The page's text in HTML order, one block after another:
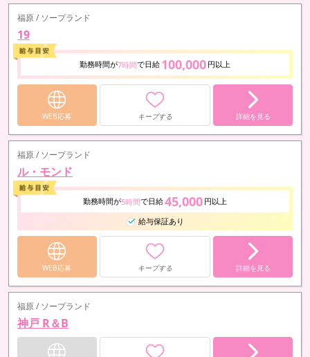
福原 / ソープランド
19
勤務時間が7時間で日給 100,000 円以上
WEB応募 キープする 詳細を見る
福原 / ソープランド
ル・モンド
勤務時間が5時間で日給45,000 円以上
給与保証あり
WEB応募 キープする 詳細を見る
福原 / ソープランド
神戸 R＆B